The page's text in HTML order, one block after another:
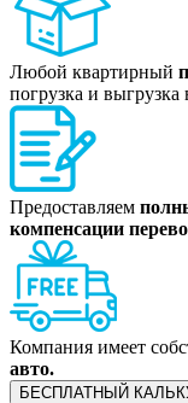
Любой квартирный
погрузка и
Предоставляем
компенсации
Компания имеет
авто.
БЕСПЛАТНЫЙ